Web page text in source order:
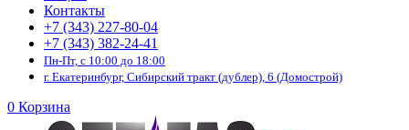
Контакты
+7 (343) 227-80-04
+7 (343) 382-24-41
Пн-Пт, с 10:00 до 18:00
г. Екатеринбург, Сибирский тракт (дублер), 6 (Домострой)
0 Корзина